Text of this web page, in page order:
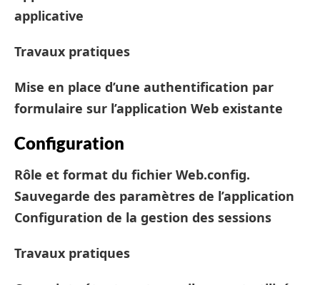
applicative
Travaux pratiques
Mise en place d’une authentification par
formulaire sur l’application Web existante
Configuration
Rôle et format du fichier Web.config.
Sauvegarde des paramètres de l’application
Configuration de la gestion des sessions
Travaux pratiques